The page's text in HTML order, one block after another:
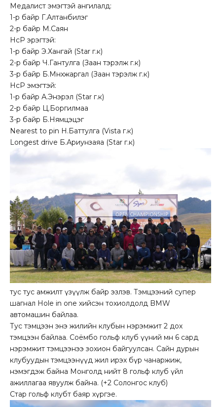
Медалист эмэгтэй ангилалд:
1-р байр Г.Алтанбилэг
2-р байр М.Саян
HcP эрэгтэй:
1-р байр Э.Хангай (Star г.к)
2-р байр Ч.Гантулга (Заан тэрэлж г.к)
3-р байр Б.Мөнхжаргал (Заан тэрэлж г.к)
HcP эмэгтэй:
1-р байр А.Энэрэл (Star г.к)
2-р байр Ц.Боргилмаа
3-р байр Б.Нямцэцэг
Nearest to pin Н.Баттулга (Vista г.к)
Longest drive Б.Ариунзаяа (Star г.к)
тус тус амжилт үзүүлж байр эзлэв. Тэмцээний супер
шагнал Hole in one хийсэн тохиолдолд BMW
автомашин байлаа.
Тус тэмцээн энэ жилийн клубын нэрэмжит 2 дох
тэмцээн байлаа. Соёмбо гольф клуб үүний өмнө 6 сард
нэрэмжит тэмцээнээ зохион байгуулсан. Сайн дурын
клубуудын тэмцээнүүд жил ирэх бүр чанаржиж,
нэмэгдэж байна Монголд нийт 8 гольф клуб үйл
ажиллагаа явуулж байна. (+2 Солонгос клуб)
Стар гольф клубт баяр хүргэе.